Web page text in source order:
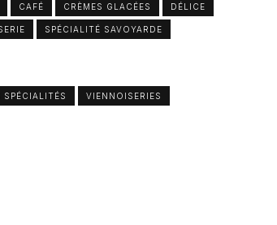
CAFÉ CRÈMES GLACÉES DÉLICE
SPÉCIALITÉ SAVOYARDE
SPÉCIALITÉS VIENNOISERIES